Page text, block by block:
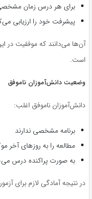
برای هر درس زمان
پیشرفت خود را ارزیابی
آن‌ها می‌دانند که موفقیت در
است.
وضعیت دانش‌آموزان ناموفق
دانش‌آموزان ناموفق اغلب:
برنامه مشخصی ندارند
مطالعه را به روزهای آخر
به صورت پراکنده درس
در نتیجه آمادگی لازم برای